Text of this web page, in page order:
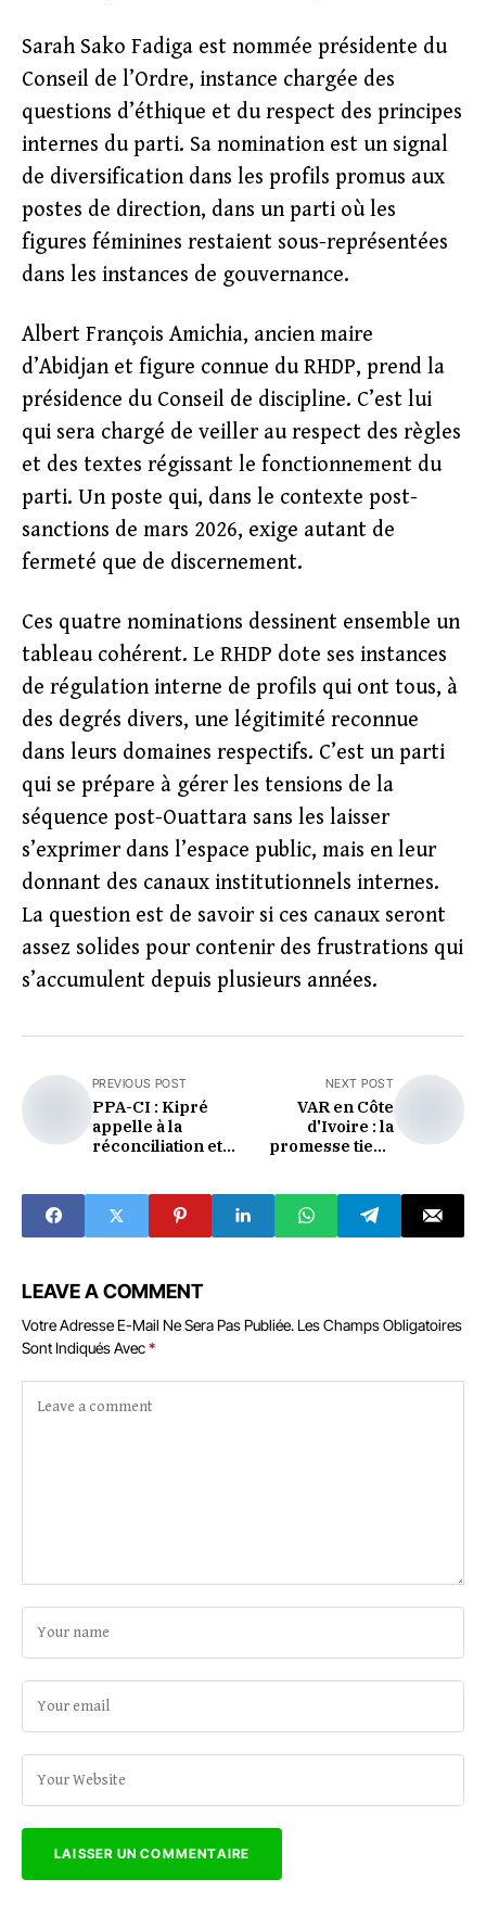
Sarah Sako Fadiga est nommée présidente du
Conseil de l’Ordre, instance chargée des
questions d’éthique et du respect des principes
internes du parti. Sa nomination est un signal
de diversification dans les profils promus aux
postes de direction, dans un parti où les
figures féminines restaient sous-représentées
dans les instances de gouvernance.
Albert François Amichia, ancien maire
d’Abidjan et figure connue du RHDP, prend la
présidence du Conseil de discipline. C’est lui
qui sera chargé de veiller au respect des règles
et des textes régissant le fonctionnement du
parti. Un poste qui, dans le contexte post-
sanctions de mars 2026, exige autant de
fermeté que de discernement.
Ces quatre nominations dessinent ensemble un
tableau cohérent. Le RHDP dote ses instances
de régulation interne de profils qui ont tous, à
des degrés divers, une légitimité reconnue
dans leurs domaines respectifs. C’est un parti
qui se prépare à gérer les tensions de la
séquence post-Ouattara sans les laisser
s’exprimer dans l’espace public, mais en leur
donnant des canaux institutionnels internes.
La question est de savoir si ces canaux seront
assez solides pour contenir des frustrations qui
s’accumulent depuis plusieurs années.
PREVIOUS POST
PPA-CI : Kipré
appelle à la
réconciliation et
NEXT POST
VAR en Côte
d'Ivoire : la
promesse tient,
LEAVE A COMMENT
Votre Adresse E-Mail Ne Sera Pas Publiée.Les Champs Obligatoires
Sont Indiqués Avec*